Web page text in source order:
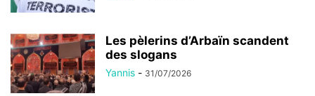
Les pèlerins d’Arbaïn scandent
des slogans
Yannis - 31/07/2026